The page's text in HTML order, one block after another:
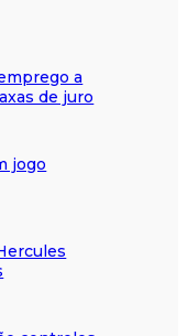
a
de juro
jogo